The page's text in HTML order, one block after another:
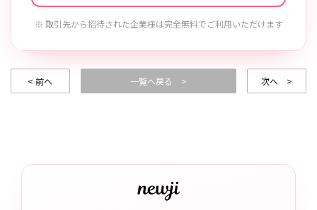
※ 取引先から招待された企業様は完全無料でご利用いただけます
< 前へ 一覧へ戻る > 次へ >